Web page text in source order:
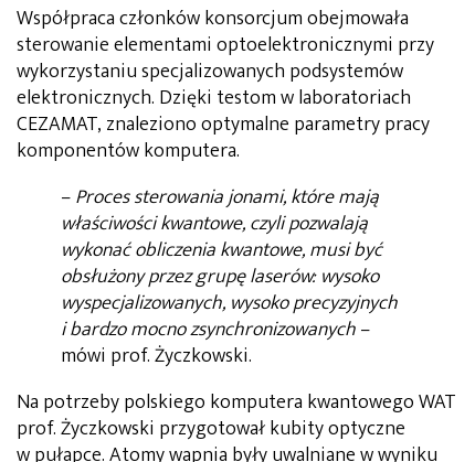
Współpraca członków konsorcjum obejmowała
sterowanie elementami optoelektronicznymi przy
wykorzystaniu specjalizowanych podsystemów
elektronicznych. Dzięki testom w laboratoriach
CEZAMAT, znaleziono optymalne parametry pracy
komponentów komputera.
–Proces sterowania jonami, które mają
właściwości kwantowe, czyli pozwalają
wykonać obliczenia kwantowe, musi być
obsłużony przez grupę laserów: wysoko
wyspecjalizowanych, wysoko precyzyjnych
i bardzo mocno zsynchronizowanych–
mówi prof. Życzkowski.
Na potrzeby polskiego komputera kwantowego WAT
prof. Życzkowski przygotował kubity optyczne
w pułapce. Atomy wapnia były uwalniane w wyniku